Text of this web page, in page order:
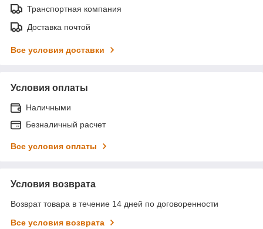
Транспортная компания
Доставка почтой
Все условия доставки
Условия оплаты
Наличными
Безналичный расчет
Все условия оплаты
Условия возврата
Возврат товара в течение 14 дней по договоренности
Все условия возврата